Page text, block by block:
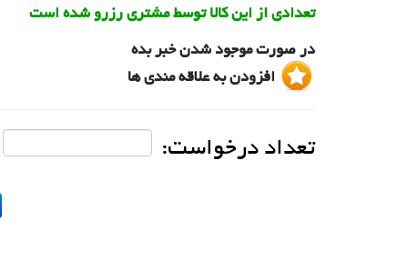
تعدادی از این کالا توسط مشتری رزرو شده است
در صورت موجود شدن خبر بده
افزودن به علاقه مندی ها
تعداد درخواست: